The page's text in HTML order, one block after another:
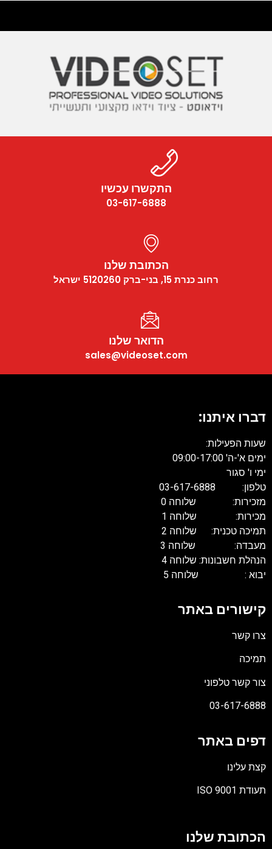
התקשרו עכשיו
03-617-6888
הכתובת שלנו
רחוב כנרת 15, בני-ברק 5120260 ישראל
הדואר שלנו
sales@videoset.com
דברו איתנו:
שעות הפעילות:
ימים א'-ה' 09:00-17:00
ימי ו' סגור
טלפון: 03-617-6888
מזכירות: שלוחה 0
מכירות: שלוחה 1
תמיכה טכנית: שלוחה 2
מעבדה: שלוחה 3
הנהלת חשבונות: שלוחה 4
יבוא : שלוחה 5
קישורים באתר
צרו קשר
תמיכה
צור קשר טלפוני
03-617-6888
דפים באתר
קצת עלינו
תעודת ISO 9001
PDF
הכתובת שלנו